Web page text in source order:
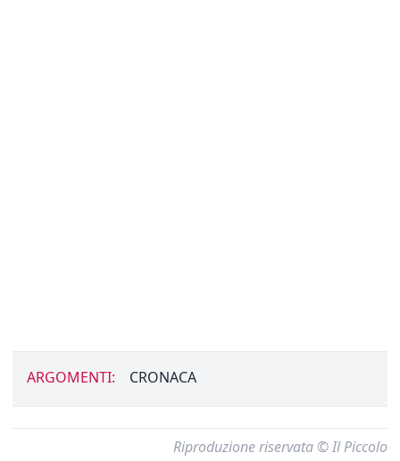
ARGOMENTI: CRONACA
Riproduzione riservata © Il Piccolo